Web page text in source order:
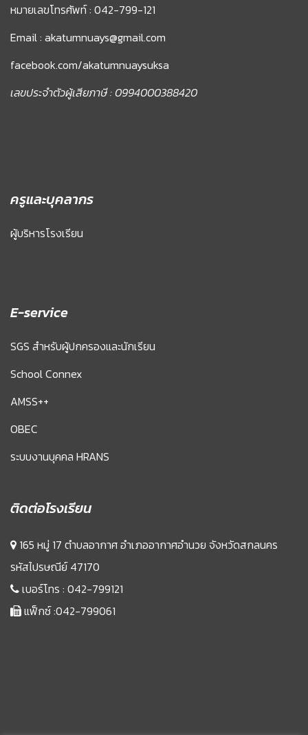
หมายเลขโทรศัพท์ : 042-799-121
Email : akatumnuays@gmail.com
facebook.com/akatumnuaysuksa
เลขประจำตัวผู้เสียภาษี : 0994000388420
ครูและบุคลากร
ผู้บริหารโรงเรียน
E-service
SGS สำหรับผู้ปกครองและนักเรียน
School Connex
AMSS++
OBEC
ระบบงานบุคคล HRANS
ติดต่อโรงเรียน
165 หมู่ 17 ตำบลอากาศ อำเภออากาศอำนวย จังหวัดสกลนคร
รหัสไปรษณีย์ 47170
เบอร์โทร : 042-799121
แฟ็กซ์ :042-799061